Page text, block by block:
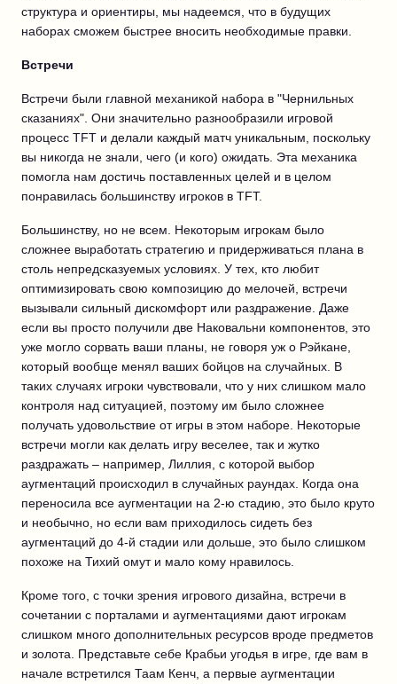
структура и ориентиры, мы надеемся, что в будущих
наборах сможем быстрее вносить необходимые правки.
Встречи
Встречи были главной механикой набора в "Чернильных
сказаниях". Они значительно разнообразили игровой
процесс TFT и делали каждый матч уникальным, поскольку
вы никогда не знали, чего (и кого) ожидать. Эта механика
помогла нам достичь поставленных целей и в целом
понравилась большинству игроков в TFT.
Большинству, но не всем. Некоторым игрокам было
сложнее выработать стратегию и придерживаться плана в
столь непредсказуемых условиях. У тех, кто любит
оптимизировать свою композицию до мелочей, встречи
вызывали сильный дискомфорт или раздражение. Даже
если вы просто получили две Наковальни компонентов, это
уже могло сорвать ваши планы, не говоря уж о Рэйкане,
который вообще менял ваших бойцов на случайных. В
таких случаях игроки чувствовали, что у них слишком мало
контроля над ситуацией, поэтому им было сложнее
получать удовольствие от игры в этом наборе. Некоторые
встречи могли как делать игру веселее, так и жутко
раздражать – например, Лиллия, с которой выбор
аугментаций происходил в случайных раундах. Когда она
переносила все аугментации на 2-ю стадию, это было круто
и необычно, но если вам приходилось сидеть без
аугментаций до 4-й стадии или дольше, это было слишком
похоже на Тихий омут и мало кому нравилось.
Кроме того, с точки зрения игрового дизайна, встречи в
сочетании с порталами и аугментациями дают игрокам
слишком много дополнительных ресурсов вроде предметов
и золота. Представьте себе Крабьи угодья в игре, где вам в
начале встретился Таам Кенч, а первые аугментации